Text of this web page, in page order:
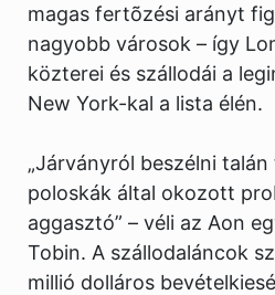
magas fertõzési arányt
nagyobb városok – így
közterei és szállodái a
New York-kal a lista élén.
„Járványról beszélni talán
poloskák által okozott
aggasztó” – véli az Aon
Tobin. A szállodaláncok
millió dolláros